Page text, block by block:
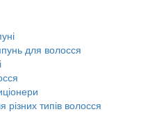
для волосся
різних типів волосся